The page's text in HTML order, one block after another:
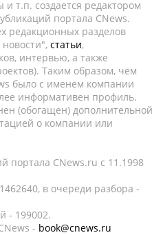
и т.п. создается редактором
портала CNews.
редакционных разделов
статьи,
интервью, а также
Таким образом, чем
было с именем компании
информативен профиль.
(обогащен) дополнительной
о компании или
портала CNews.ru c 11.1998
в очереди разбора -
- 199002.
- book@cnews.ru